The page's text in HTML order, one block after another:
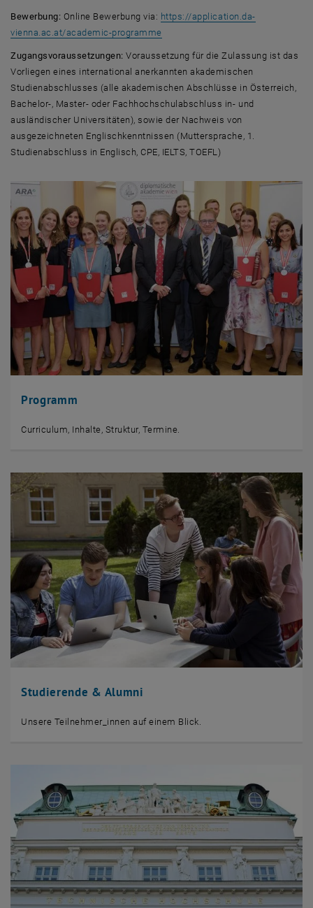
Bewerbung: Online Bewerbung via: https://application.da-
vienna.ac.at/academic-programme, öffnet eine externe URL in einem
Zugangsvoraussetzungen: Voraussetzung für die Zulassung ist das
Vorliegen eines international anerkannten akademischen
Studienabschlusses (alle akademischen Abschlüsse in Österreich,
Bachelor-, Master- oder Fachhochschulabschluss in- und
ausländischer Universitäten), sowie der Nachweis von
ausgezeichneten Englischkenntnissen (Muttersprache, 1.
Studienabschluss in Englisch, CPE, IELTS, TOEFL)
Programm
Curriculum, Inhalte, Struktur, Termine.
Studierende & Alumni
Unsere Teilnehmer_innen auf einem Blick.